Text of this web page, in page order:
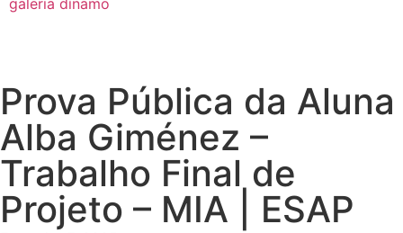
Prova Pública da Aluna
Alba Giménez –
Trabalho Final de
Projeto – MIA | ESAP